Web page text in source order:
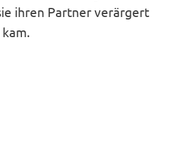
ihren Partner verärgert